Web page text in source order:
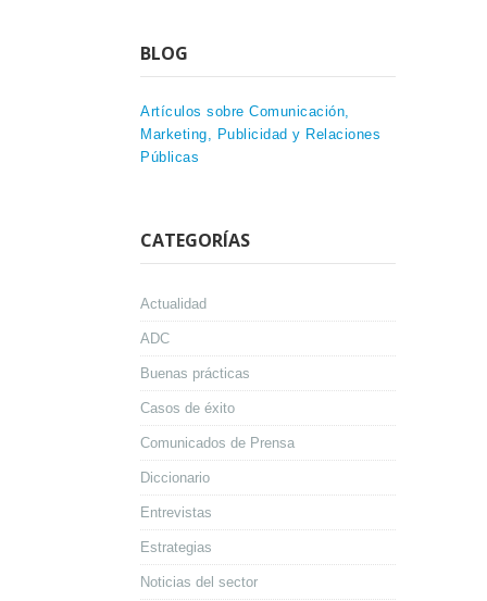
BLOG
Artículos sobre Comunicación,
Marketing, Publicidad y Relaciones
Públicas
CATEGORÍAS
Actualidad
ADC
Buenas prácticas
Casos de éxito
Comunicados de Prensa
Diccionario
Entrevistas
Estrategias
Noticias del sector